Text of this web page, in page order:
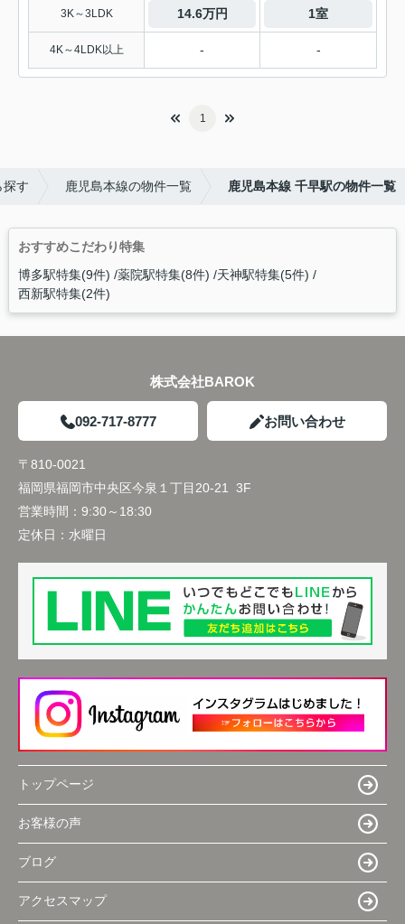
3K～3LDK 14.6万円 1室
4K～4LDK以上 - -
1
探す 鹿児島本線の物件一覧 鹿児島本線 千早駅の物件一覧
おすすめこだわり特集
博多駅特集(9件) 薬院駅特集(8件) 天神駅特集(5件)
西新駅特集(2件)
株式会社BAROK
092-717-8777 お問い合わせ
〒810-0021
福岡県福岡市中央区今泉１丁目20-21 3F
営業時間： 9:30～18:30
定休日： 水曜日
トップページ
お客様の声
ブログ
アクセスマップ